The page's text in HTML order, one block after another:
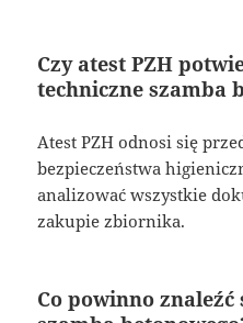
Czy atest PZH
techniczne szamba
Atest PZH odnosi się
bezpieczeństwa
analizować wszystkie
zakupie zbiornika.
Co powinno